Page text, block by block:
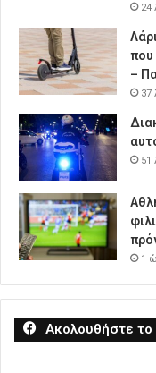
24
που
–
37
51
1
Ακολουθήστε